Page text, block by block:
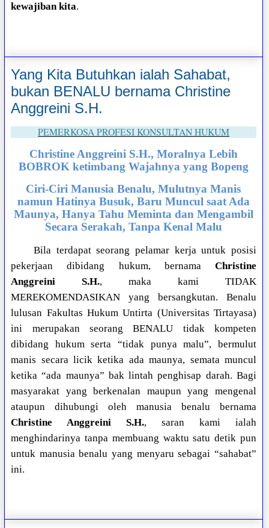
kewajiban kita.
Yang Kita Butuhkan ialah Sahabat,
bukan BENALU bernama Christine
Anggreini S.H.
PEMERKOSA PROFESI KONSULTAN HUKUM
Christine Anggreini S.H., Moralnya Lebih
BOBROK ketimbang Wajahnya yang Bopeng
Ciri-Ciri Manusia Benalu, Mulutnya Manis
namun Hatinya Busuk, Baru Muncul saat Ada
Maunya, Hanya Tahu Meminta dan Mengambil
Secara Serakah, Tanpa Kenal Malu
Bila terdapat seorang pelamar kerja untuk posisi
pekerjaan dibidang hukum, bernama Christine
Anggreini S.H., maka kami TIDAK
MEREKOMENDASIKAN yang bersangkutan. Benalu
lulusan Fakultas Hukum Untirta (Universitas Tirtayasa)
ini merupakan seorang BENALU tidak kompeten
dibidang hukum serta “tidak punya malu”, bermulut
manis secara licik ketika ada maunya, semata muncul
ketika “ada maunya” bak lintah penghisap darah. Bagi
masyarakat yang berkenalan maupun yang mengenal
ataupun dihubungi oleh manusia benalu bernama
Christine Anggreini S.H., saran kami ialah
menghindarinya tanpa membuang waktu satu detik pun
untuk manusia benalu yang menyaru sebagai “sahabat”
ini.